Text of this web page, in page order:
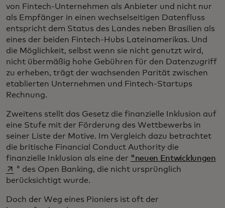
von Fintech-Unternehmen als Anbieter und nicht nur
als Empfänger in einen wechselseitigen Datenfluss
entspricht dem Status des Landes neben Brasilien als
eines der beiden Fintech-Hubs Lateinamerikas. Und
die Möglichkeit, selbst wenn sie nicht genutzt wird,
nicht übermäßig hohe Gebühren für den Datenzugriff
zu erheben, trägt der wachsenden Parität zwischen
etablierten Unternehmen und Fintech-Startups
Rechnung.
Zweitens stellt das Gesetz die finanzielle Inklusion auf
eine Stufe mit der Förderung des Wettbewerbs in
seiner Liste der Motive. Im Vergleich dazu betrachtet
die britische Financial Conduct Authority die
finanzielle Inklusion als eine der "neuen Entwicklungen
" des Open Banking, die nicht ursprünglich
berücksichtigt wurde.
Doch der Weg eines Pioniers ist oft der